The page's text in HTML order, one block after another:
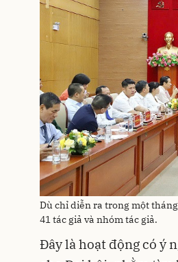
Dù chỉ diễn ra trong một
41 tác giả và nhóm tác giả.
Đây là hoạt động có ý